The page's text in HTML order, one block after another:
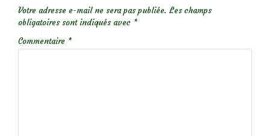
Votre adresse e-mail ne sera pas publiée. Les champs
obligatoires sont indiqués avec *
Commentaire *